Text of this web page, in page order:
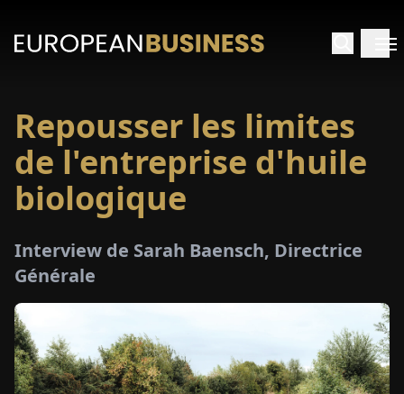
Repousser les limites
de l'entreprise d'huile
biologique
Interview de Sarah Baensch, Directrice
Générale